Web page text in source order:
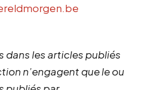
dans les articles publiés
n’engagent que le ou